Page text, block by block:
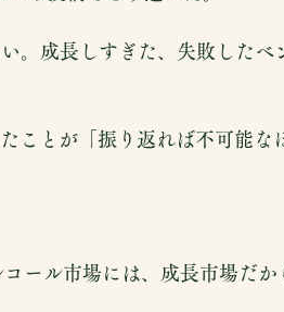
。成長しすぎた、失敗したベ
ことが「振り返れば不可能な
ール市場には、成長市場だか